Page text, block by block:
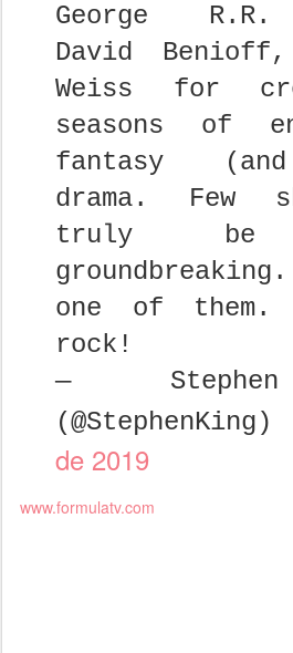
George
David
Weiss for
seasons of
fantasy
drama. Few
truly be
one of them.
rock!
—
(@StephenKing)
de 2019
www.formulatv.com